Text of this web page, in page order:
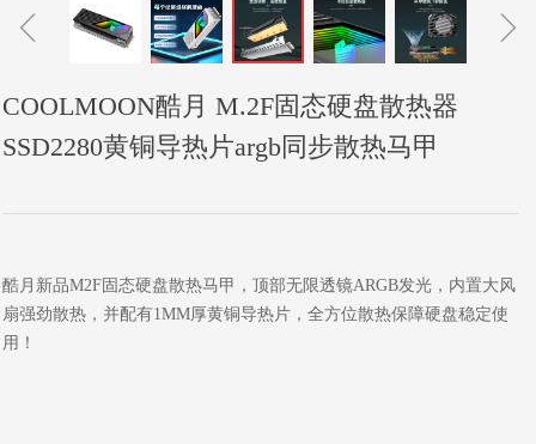
COOLMOON酷月 M.2F固态硬盘散热器
SSD2280黄铜导热片argb同步散热马甲
酷月新品M2F固态硬盘散热马甲，顶部无限透镜ARGB发光，内置大风
扇强劲散热，并配有1MM厚黄铜导热片，全方位散热保障硬盘稳定使
用！
ꁆ ꁇ